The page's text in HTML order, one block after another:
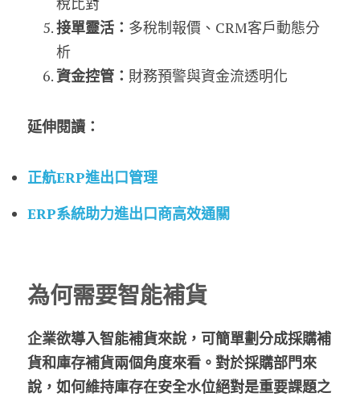
接單靈活 ： 多稅制報價、CRM客戶動態分
析
資金控管 ： 財務預警與資金流透明化
延伸閱讀：
正航ERP進出口管理
ERP系統助力進出口商高效通關
為何需要智能補貨
企業欲導入智能補貨來說，可簡單劃分成採購補
貨和庫存補貨兩個角度來看。對於採購部門來
說，如何維持庫存在安全水位絕對是重要課題之